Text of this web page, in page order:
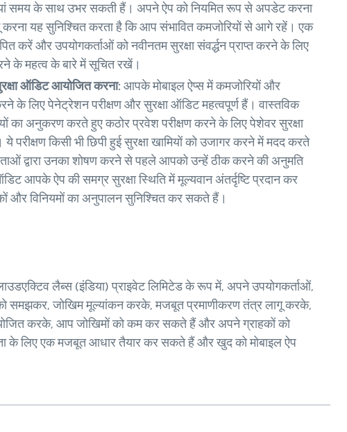
समय के साथ उभर सकती हैं। अपने ऐप को नियमित रूप से अपडेट करना
करना यह सुनिश्चित करता है कि आप संभावित कमजोरियों से आगे रहें। एक
करें और उपयोगकर्ताओं को नवीनतम सुरक्षा संवर्द्धन प्राप्त करने के लिए
के महत्व के बारे में सूचित रखें।
ऑडिट आयोजित करना: आपके मोबाइल ऐप्स में कमजोरियों और
के लिए पेनेट्रेशन परीक्षण और सुरक्षा ऑडिट महत्वपूर्ण हैं। वास्तविक
का अनुकरण करते हुए कठोर प्रवेश परीक्षण करने के लिए पेशेवर सुरक्षा
ये परीक्षण किसी भी छिपी हुई सुरक्षा खामियों को उजागर करने में मदद करते
द्वारा उनका शोषण करने से पहले आपको उन्हें ठीक करने की अनुमति
आपके ऐप की समग्र सुरक्षा स्थिति में मूल्यवान अंतर्दृष्टि प्रदान कर
और विनियमों का अनुपालन सुनिश्चित कर सकते हैं।
लैब्स (इंडिया) प्राइवेट लिमिटेड के रूप में, अपने उपयोगकर्ताओं,
को समझकर, जोखिम मूल्यांकन करके, मजबूत प्रमाणीकरण तंत्र लागू करके,
करके, आप जोखिमों को कम कर सकते हैं और अपने ग्राहकों को
के लिए एक मजबूत आधार तैयार कर सकते हैं और खुद को मोबाइल ऐप